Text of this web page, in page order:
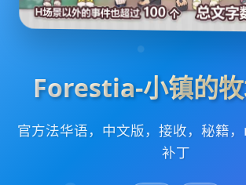
Forestia-小镇的
官方法华语，中文版，接收，秘籍，
补丁